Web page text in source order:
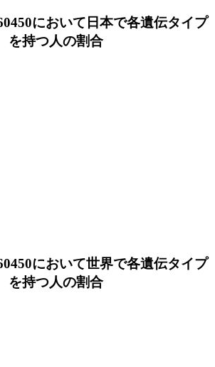
において日本で各遺伝タイプ
を持つ人の割合
において世界で各遺伝タイプ
を持つ人の割合